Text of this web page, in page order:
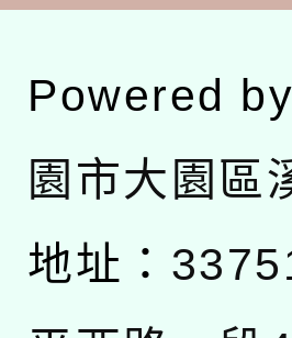
Powered by
園市大園區
地址：